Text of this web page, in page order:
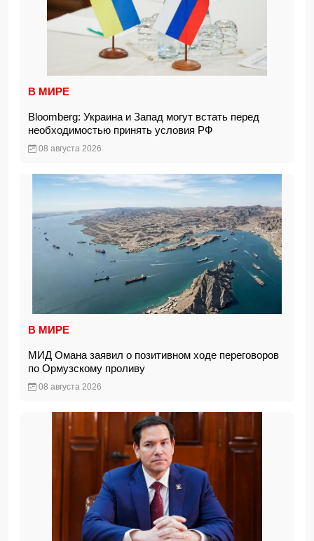
В МИРЕ
Bloomberg: Украина и Запад могут встать перед
необходимостью принять условия РФ
08 августа 2026
В МИРЕ
МИД Омана заявил о позитивном ходе переговоров
по Ормузскому проливу
08 августа 2026